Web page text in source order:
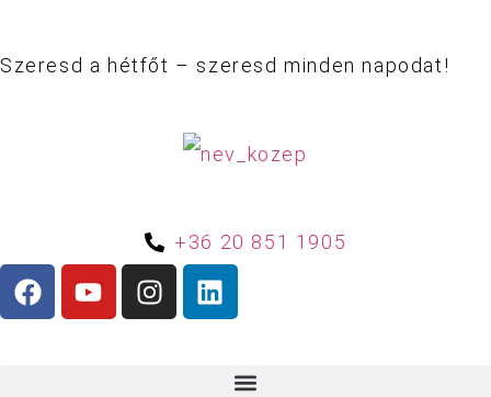
Szeresd a hétfőt – szeresd minden napodat!
+36 20 851 1905